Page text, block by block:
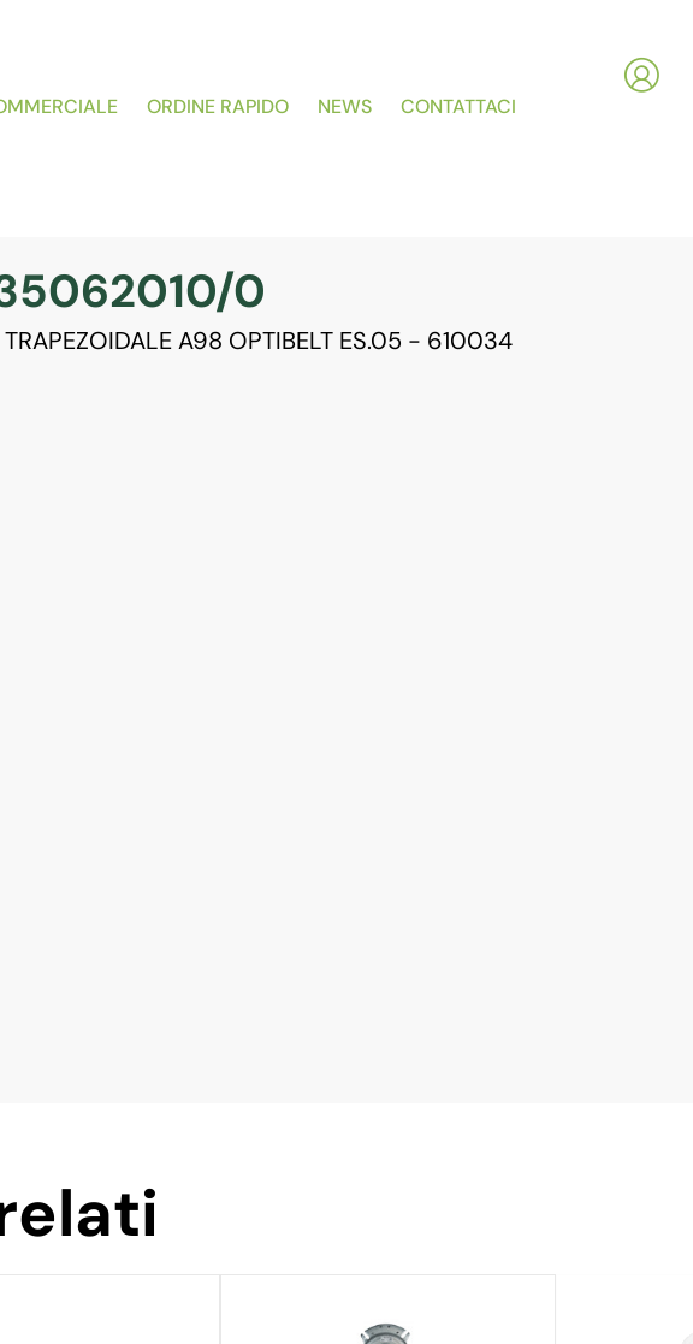
ORDINE RAPIDO NEWS CONTATTACI
0
A98 OPTIBELT ES.05 - 610034